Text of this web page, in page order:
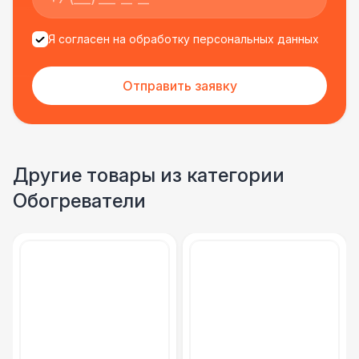
Я согласен на обработку персональных данных
Отправить заявку
Другие товары из категории
Обогреватели